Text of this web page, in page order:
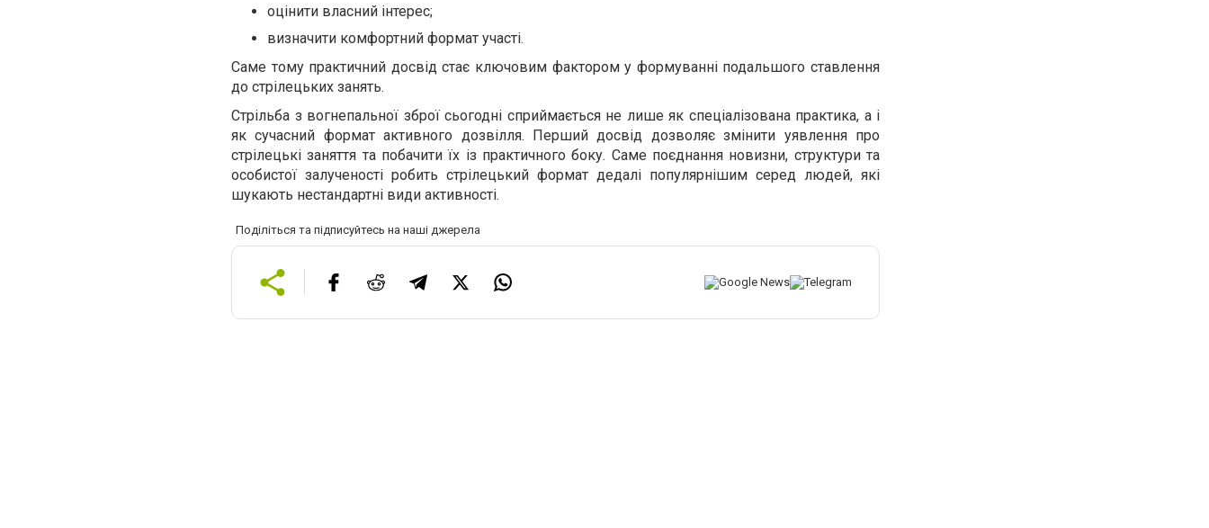
оцінити власний інтерес;
визначити комфортний формат участі.
Саме тому практичний досвід стає ключовим фактором у формуванні подальшого ставлення
до стрілецьких занять.
Стрільба з вогнепальної зброї сьогодні сприймається не лише як спеціалізована практика, а і
як сучасний формат активного дозвілля. Перший досвід дозволяє змінити уявлення про
стрілецькі заняття та побачити їх із практичного боку. Саме поєднання новизни, структури та
особистої залученості робить стрілецький формат дедалі популярнішим серед людей, які
шукають нестандартні види активності.
Поділіться та підписуйтесь на наші джерела